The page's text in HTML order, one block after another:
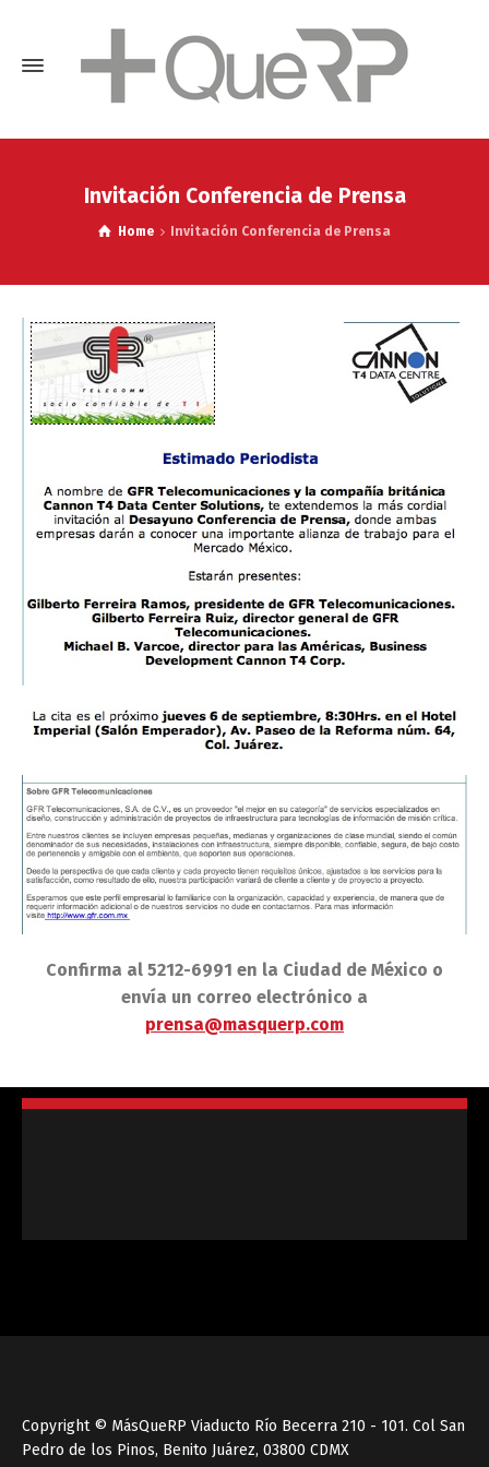
Invitación Conferencia de Prensa
Home Invitación Conferencia de Prensa
Confirma al 5212-6991 en la Ciudad de México o
envía un correo electrónico a
prensa@masquerp.com
Copyright © MásQueRP Viaducto Río Becerra 210 - 101. Col San
Pedro de los Pinos, Benito Juárez, 03800 CDMX